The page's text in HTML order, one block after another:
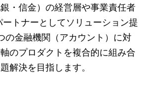
・信金）の経営層や事業責任者
ートナーとしてソリューション提
の金融機関（アカウント）に対
のプロダクトを複合的に組み合
解決を目指します。